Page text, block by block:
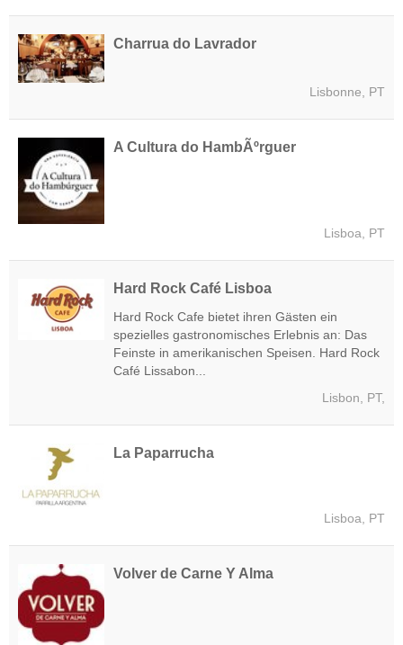
Charrua do Lavrador
Lisbonne, PT
A Cultura do HambÃºrguer
Lisboa, PT
Hard Rock Café Lisboa
Hard Rock Cafe bietet ihren Gästen ein
spezielles gastronomisches Erlebnis an: Das
Feinste in amerikanischen Speisen. Hard Rock
Café Lissabon...
Lisbon, PT,
La Paparrucha
Lisboa, PT
Volver de Carne Y Alma